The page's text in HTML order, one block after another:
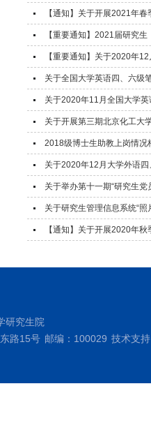
【通知】关于开展2021年
【重要通知】2021届研究
【重要通知】关于2020年
关于全国大学英语四、六级
关于2020年11月全国大学
关于开展第三期北京化工大
2018级博士生助教上岗情况
关于2020年12月大学外语
关于举办第十一期“研究生党
关于研究生管理信息系统“
【通知】关于开展2020年
研究生院
路15号 邮编：100029 技术支